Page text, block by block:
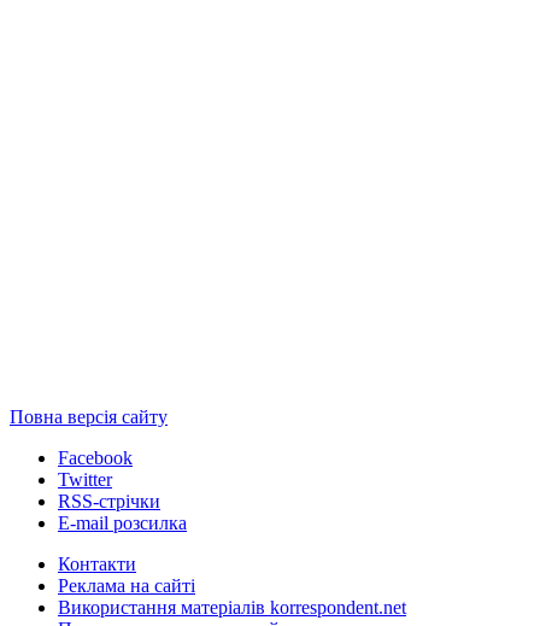
Повна версія сайту
Facebook
Twitter
RSS-стрічки
E-mail розсилка
Контакти
Реклама на сайті
Використання матеріалів korrespondent.net